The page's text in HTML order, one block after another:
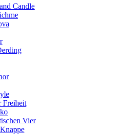
Candle
Freiheit
Vier